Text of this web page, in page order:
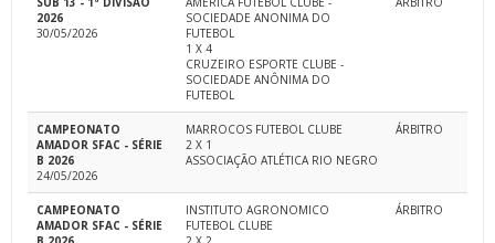
2026
30/05/2026
SOCIEDADE ANONIMA DO
FUTEBOL
1 X 4
CRUZEIRO ESPORTE CLUBE -
SOCIEDADE ANÔNIMA DO
FUTEBOL
CAMPEONATO
AMADOR SFAC - SÉRIE
B 2026
24/05/2026
MARROCOS FUTEBOL CLUBE
2 X 1
ASSOCIAÇÃO ATLÉTICA RIO NEGRO
ÁRBITRO
CAMPEONATO
AMADOR SFAC - SÉRIE
INSTITUTO AGRONOMICO
FUTEBOL CLUBE
ÁRBITRO